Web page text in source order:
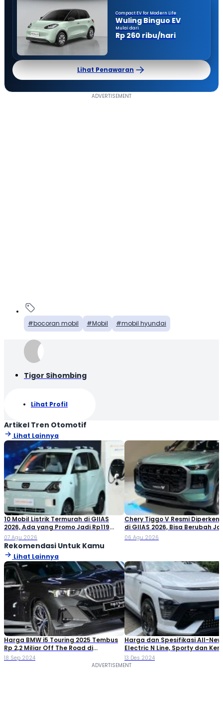
Compact EV for Modern Life
Wuling Binguo EV
Mulai dari
Rp 260 ribu/hari
Lihat Penawaran
bocoran mobil Mobil mobil hyundai
Tigor Sihombing
Lihat Profil
Artikel Tren Otomotif
Lihat Lainnya
10 Mobil Listrik Termurah di GIIAS
2026, Ada yang Promo Jadi Rp119
Jutaan!
07 Agu 2026
Chery Tiggo V Resmi
di GIIAS 2026, Bisa Berubah
Double Cabin
06 Agu 2026
Rekomendasi Untuk Kamu
Lihat Lainnya
Harga BMW i5 Touring 2025 Tembus
Rp 2,2 Miliar Off The Road di
Indonesia
18 Sep 2024
Harga dan Spesifikasi All-New
Electric N Line, Sporty dan
13 Des 2024